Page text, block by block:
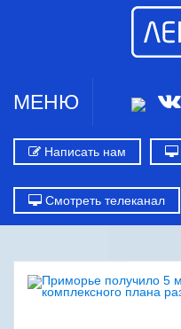
МЕНЮ
Написать нам
Смотреть телеканал